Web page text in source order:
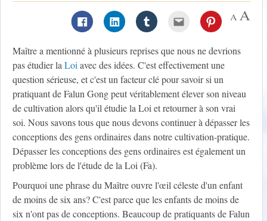
Maître a mentionné à plusieurs reprises que nous ne devrions
pas étudier laLoiavec des idées. C'est effectivement une
question sérieuse, et c'est un facteur clé pour savoir si un
pratiquant de Falun Gong peut véritablement élever son niveau
de cultivation alors qu'il étudie la Loi et retourner à son vrai
soi. Nous savons tous que nous devons continuer à dépasser les
conceptions des gens ordinaires dans notre cultivation-pratique.
Dépasser les conceptions des gens ordinaires est également un
problème lors de l'étude de la Loi (Fa).
Pourquoi une phrase du Maître ouvre l'œil céleste d'un enfant
de moins de six ans? C'est parce que les enfants de moins de
six n'ont pas de conceptions. Beaucoup de pratiquants de Falun